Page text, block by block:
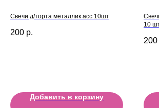
Свечи д/торта металлик асс 10шт
200 р.
Добавить в корзину
10
200